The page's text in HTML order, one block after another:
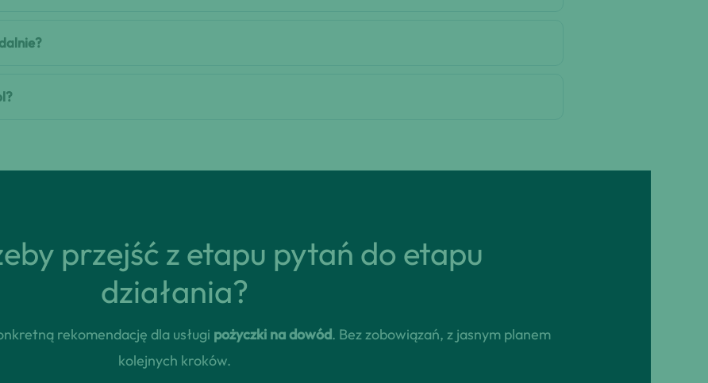
przejść z etapu pytań do etapu
działania?
rekomendację dla usługi pożyczki na dowód. Bez zobowiązań, z jasnym planem
kolejnych kroków.